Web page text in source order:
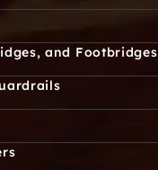
and Footbridges